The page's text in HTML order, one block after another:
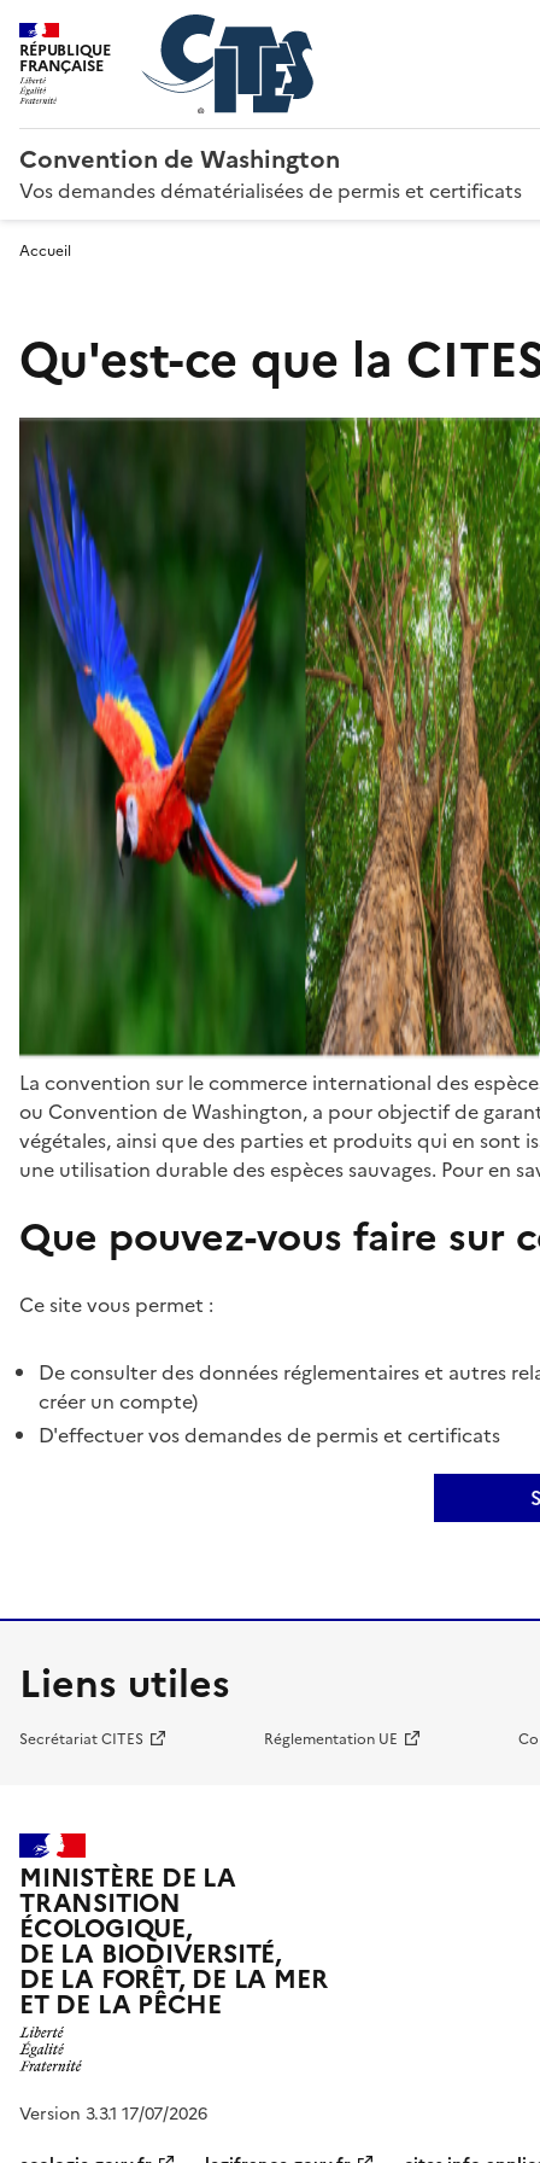
RÉPUBLIQUE
FRANÇAISE
Convention de Washington
Vos demandes dématérialisées de permis et certificats
Accueil
Qu'est-ce que la
La convention sur le commerce international des
ou Convention de Washington, a pour objectif de
végétales, ainsi que des parties et produits qui en sont
une utilisation durable des espèces sauvages. Pour en
Que pouvez-vous faire sur
Ce site vous permet :
De consulter des données réglementaires et autres
créer un compte)
D'effectuer vos demandes de permis et certificats
Liens utiles
Secrétariat CITES Réglementation UE
MINISTÈRE DE LA
TRANSITION
ÉCOLOGIQUE,
DE LA BIODIVERSITÉ,
DE LA FORÊT, DE LA MER
ET DE LA PÊCHE
Version 3.3.1 17/07/2026